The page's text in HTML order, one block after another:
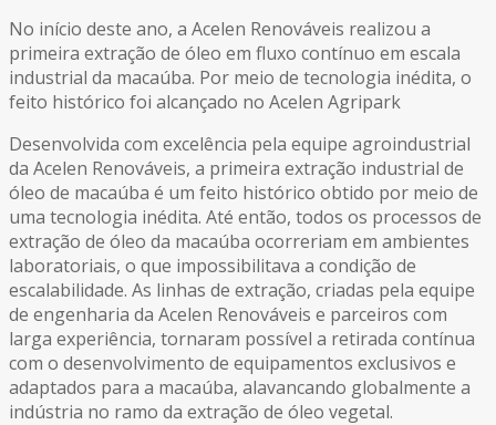
No início deste ano, a Acelen Renováveis realizou a
primeira extração de óleo em fluxo contínuo em escala
industrial da macaúba. Por meio de tecnologia inédita, o
feito histórico foi alcançado no Acelen Agripark
Desenvolvida com excelência pela equipe agroindustrial
da Acelen Renováveis, a primeira extração industrial de
óleo de macaúba é um feito histórico obtido por meio de
uma tecnologia inédita. Até então, todos os processos de
extração de óleo da macaúba ocorreriam em ambientes
laboratoriais, o que impossibilitava a condição de
escalabilidade. As linhas de extração, criadas pela equipe
de engenharia da Acelen Renováveis e parceiros com
larga experiência, tornaram possível a retirada contínua
com o desenvolvimento de equipamentos exclusivos e
adaptados para a macaúba, alavancando globalmente a
indústria no ramo da extração de óleo vegetal.